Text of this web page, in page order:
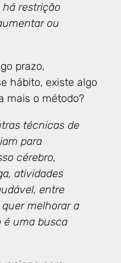
restrição
ou
prazo,
hábito, existe algo
mais o método?
técnicas de
para
cérebro,
atividades
entre
melhorar a
é uma busca